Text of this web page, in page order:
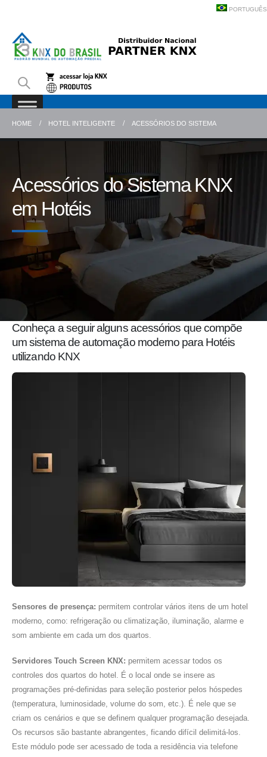
PORTUGUÊS
HOME HOTEL INTELIGENTE ACESSÓRIOS DO SISTEMA
Acessórios do Sistema KNX
em Hotéis
Conheça a seguir alguns acessórios que compõe
um sistema de automação moderno para Hotéis
utilizando KNX
Sensores de presença: permitem controlar vários itens de um hotel
moderno, como: refrigeração ou climatização, iluminação, alarme e
som ambiente em cada um dos quartos.
Servidores Touch Screen KNX: permitem acessar todos os
controles dos quartos do hotel. É o local onde se insere as
programações pré-definidas para seleção posterior pelos hóspedes
(temperatura, luminosidade, volume do som, etc.). É nele que se
criam os cenários e que se definem qualquer programação desejada.
Os recursos são bastante abrangentes, ficando difícil delimitá-los.
Este módulo pode ser acessado de toda a residência via telefone